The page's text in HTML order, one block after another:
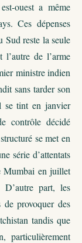
ouest a même
Ces dépenses
Sud reste la seule
de l’arme
ministre indien
sans tarder son
se tint en janvier
contrôle décidé
se met en
série d’attentats
Mumbai en juillet
part, les
de provoquer des
tandis que
particulièrement